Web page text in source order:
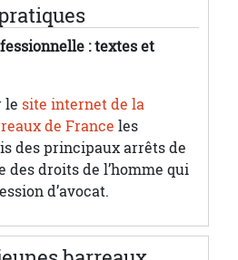
: textes et
le site internet de la
de France les
des principaux arrêts de
des droits de l’homme qui
d’avocat.